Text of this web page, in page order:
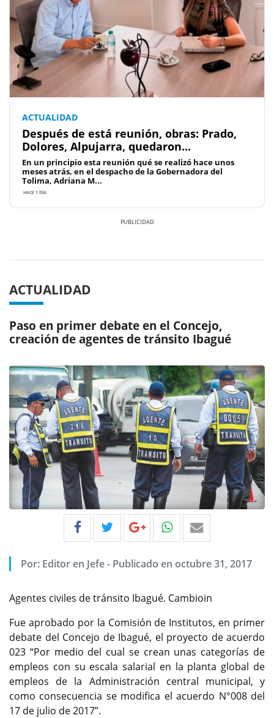
ACTUALIDAD
Después de está reunión, obras: Prado,
Dolores, Alpujarra, quedaron...
En un principio esta reunión qué se realizó hace unos
meses atrás, en el despacho de la Gobernadora del
Tolima, Adriana M...
HACE 1 DÍA
ACTUALIDAD
Paso en primer debate en el Concejo,
creación de agentes de tránsito Ibagué
Por: Editor en Jefe- Publicado en octubre 31, 2017
Agentes civiles de tránsito Ibagué. Cambioin
Fue aprobado por la Comisión de Institutos, en primer
debate del Concejo de Ibagué, el proyecto de acuerdo
023 “Por medio del cual se crean unas categorías de
empleos con su escala salarial en la planta global de
empleos de la Administración central municipal, y
como consecuencia se modifica el acuerdo N°008 del
17 de julio de 2017”.